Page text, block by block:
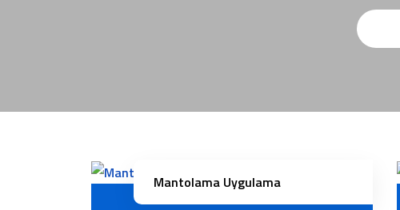
Mantolama Uygulama